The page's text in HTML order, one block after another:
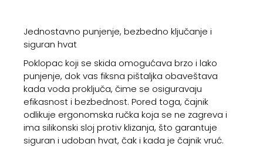
Jednostavno punjenje, bezbedno ključanje i
siguran hvat
Poklopac koji se skida omogućava brzo i lako
punjenje, dok vas fiksna pištaljka obaveštava
kada voda proključa, čime se osiguravaju
efikasnost i bezbednost. Pored toga, čajnik
odlikuje ergonomska ručka koja se ne zagreva i
ima silikonski sloj protiv klizanja, što garantuje
siguran i udoban hvat, čak i kada je čajnik vruć.